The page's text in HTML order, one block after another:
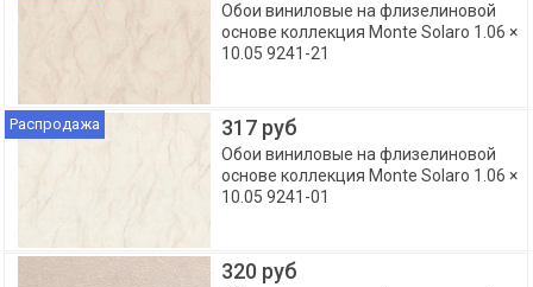
Обои виниловые на флизелиновой
основе коллекция Monte Solaro 1.06 ×
10.05 9241-21
Распродажа 317 руб
Обои виниловые на флизелиновой
основе коллекция Monte Solaro 1.06 ×
10.05 9241-01
320 руб